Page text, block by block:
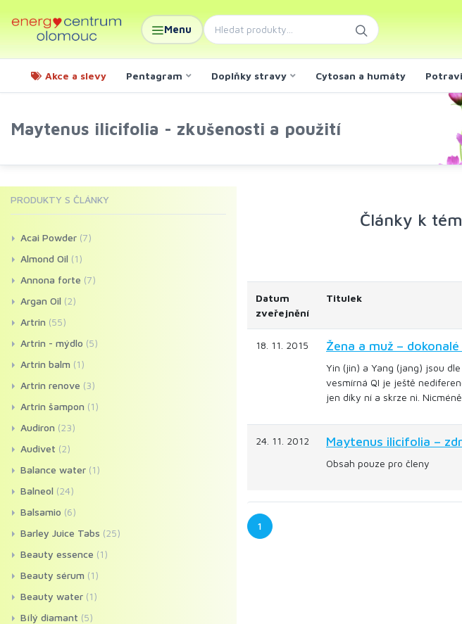
Menu
Akce a slevy Pentagram Doplňky stravy Cytosan a humáty
Maytenus ilicifolia - zkušenosti a použití
Články k
Datum
zveřejnění
Titulek
18. 11. 2015 Žena a muž –
Yin (jin) a Yang (jang) jsou
vesmírná QI je ještě
jen díky ní a skrze ni.
24. 11. 2012 Maytenus ilicifolia –
Obsah pouze pro členy
1
PRODUKTY S ČLÁNKY
Acai Powder (7)
Almond Oil (1)
Annona forte (7)
Argan Oil (2)
Artrin (55)
Artrin - mýdlo (5)
Artrin balm (1)
Artrin renove (3)
Artrin šampon (1)
Audiron (23)
Audivet (2)
Balance water (1)
Balneol (24)
Balsamio (6)
Barley Juice Tabs (25)
Beauty essence (1)
Beauty sérum (1)
Beauty water (1)
Bílý diamant (5)